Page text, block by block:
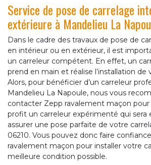
Service de pose de carrelage
extérieure à Mandelieu La
Dans le cadre des travaux de pose de
en intérieur ou en extérieur, il est
un carreleur compétent. En effet, un
prend en main et réalise l’installation de
Alors, pour bénéficier d’un carreleur
Mandelieu La Napoule, nous vous
contacter Zepp ravalement maçon
profit un carreleur expérimenté qui sera
assurer une pose parfaite de votre
06210. Vous pouvez donc faire
ravalement maçon pour installer votre
meilleure condition possible.